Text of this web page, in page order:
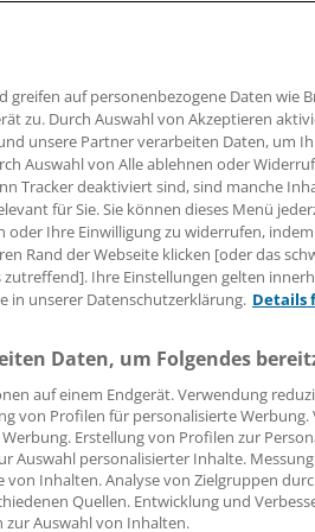
hat den Querdenker-Preis der
Das Unternehmen
verbessern soll und wurde
ausgezeichnet.
unkomplizierter von der
können den Entwicklern
eines
greifen auf personenbezogene Daten wie
zu. Durch Auswahl von Akzeptieren
unsere Partner verarbeiten Daten, um
Auswahl von Alle ablehnen oder
Tracker deaktiviert sind, sind manche
für Sie. Sie können dieses Menü
Ihre Einwilligung zu widerrufen, indem
Rand der Webseite klicken [oder das
Ihre Einstellungen gelten
in unserer Datenschutzerklärung. Details
Daten, um Folgendes
auf einem Endgerät. Verwendung
von Profilen für personalisierte
Erstellung von Profilen zur
Auswahl personalisierter Inhalte.
Inhalten. Analyse von Zielgruppen
Quellen. Entwicklung und
Auswahl von Inhalten.